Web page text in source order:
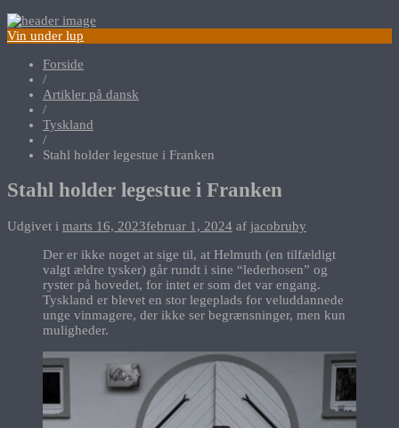
Vin under lup
Forside
/
Artikler på dansk
/
Tyskland
/
Stahl holder legestue i Franken
Stahl holder legestue i Franken
Udgivet i marts 16, 2023februar 1, 2024 af jacobruby
Der er ikke noget at sige til, at Helmuth (en tilfældigt
valgt ældre tysker) går rundt i sine “lederhosen” og
ryster på hovedet, for intet er som det var engang.
Tyskland er blevet en stor legeplads for veluddannede
unge vinmagere, der ikke ser begrænsninger, men kun
muligheder.